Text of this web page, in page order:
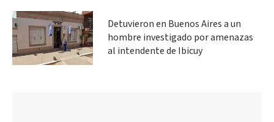
Detuvieron en Buenos Aires a un
hombre investigado por amenazas
al intendente de Ibicuy